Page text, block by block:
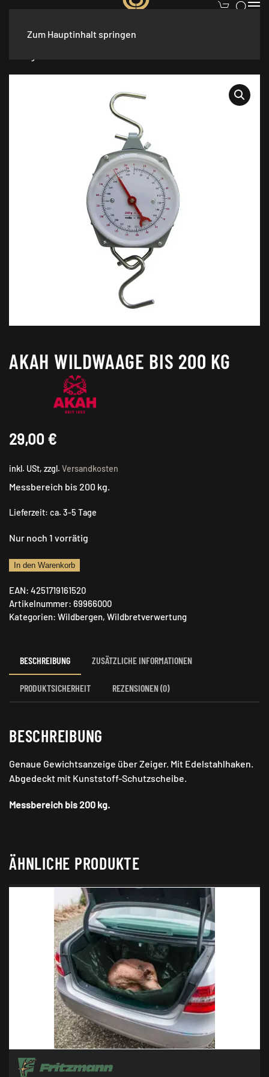
Zum Hauptinhalt springen
Wildbergen Wildbretverwertung
AKAH WILDWAAGE BIS 200 KG
29,00 €
inkl. USt, zzgl. Versandkosten
Messbereich bis 200 kg.
Lieferzeit: ca. 3-5 Tage
Nur noch 1 vorrätig
AKAH
bis
200
kg
In den Warenkorb
EAN: 4251719161520
Artikelnummer: 69966000
Kategorien: Wildbergen, Wildbretverwertung
BESCHREIBUNG ZUSÄTZLICHE INFORMATIONEN
PRODUKTSICHERHEIT REZENSIONEN (0)
BESCHREIBUNG
Genaue Gewichtsanzeige über Zeiger. Mit Edelstahlhaken.
Abgedeckt mit Kunststoff-Schutzscheibe.
Messbereich bis 200 kg.
ÄHNLICHE PRODUKTE